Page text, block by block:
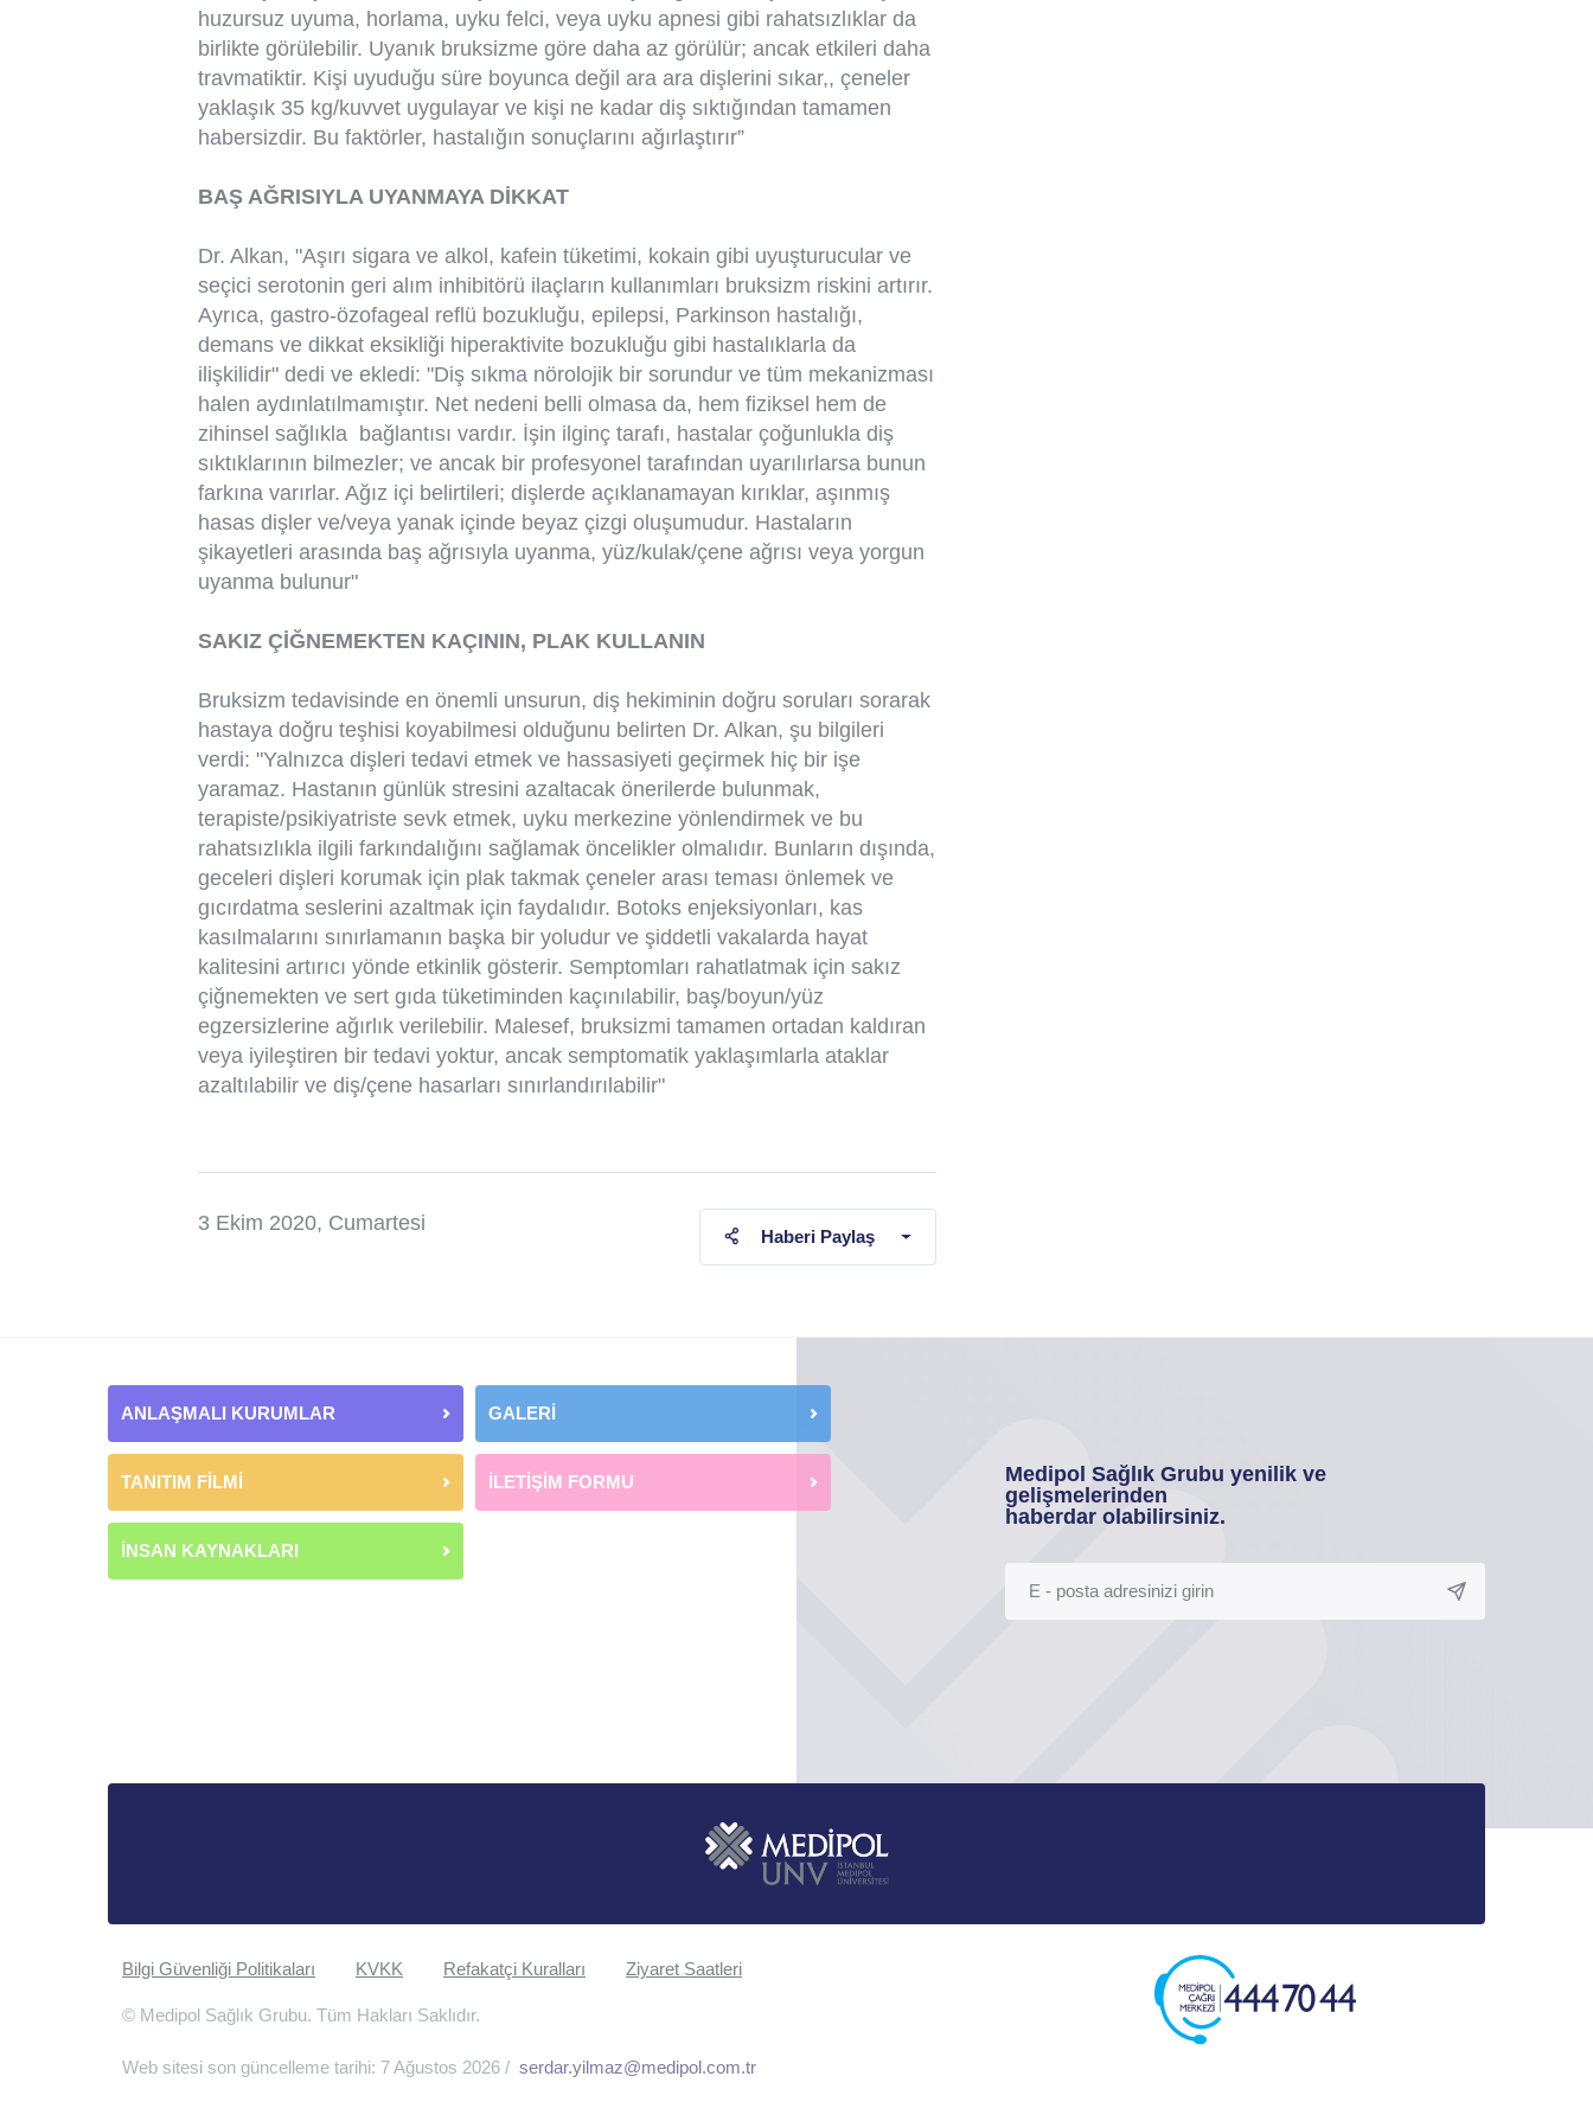
huzursuz uyuma, horlama, uyku felci, veya uyku apnesi gibi rahatsızlıklar da
birlikte görülebilir. Uyanık bruksizme göre daha az görülür; ancak etkileri daha
travmatiktir. Kişi uyuduğu süre boyunca değil ara ara dişlerini sıkar,, çeneler
yaklaşık 35 kg/kuvvet uygulayar ve kişi ne kadar diş sıktığından tamamen
habersizdir. Bu faktörler, hastalığın sonuçlarını ağırlaştırır”
BAŞ AĞRISIYLA UYANMAYA DİKKAT
Dr. Alkan, "Aşırı sigara ve alkol, kafein tüketimi, kokain gibi uyuşturucular ve
seçici serotonin geri alım inhibitörü ilaçların kullanımları bruksizm riskini artırır.
Ayrıca, gastro-özofageal reflü bozukluğu, epilepsi, Parkinson hastalığı,
demans ve dikkat eksikliği hiperaktivite bozukluğu gibi hastalıklarla da
ilişkilidir" dedi ve ekledi: "Diş sıkma nörolojik bir sorundur ve tüm mekanizması
halen aydınlatılmamıştır. Net nedeni belli olmasa da, hem fiziksel hem de
zihinsel sağlıkla bağlantısı vardır. İşin ilginç tarafı, hastalar çoğunlukla diş
sıktıklarının bilmezler; ve ancak bir profesyonel tarafından uyarılırlarsa bunun
farkına varırlar. Ağız içi belirtileri; dişlerde açıklanamayan kırıklar, aşınmış
hasas dişler ve/veya yanak içinde beyaz çizgi oluşumudur. Hastaların
şikayetleri arasında baş ağrısıyla uyanma, yüz/kulak/çene ağrısı veya yorgun
uyanma bulunur"
SAKIZ ÇİĞNEMEKTEN KAÇININ, PLAK KULLANIN
Bruksizm tedavisinde en önemli unsurun, diş hekiminin doğru soruları sorarak
hastaya doğru teşhisi koyabilmesi olduğunu belirten Dr. Alkan, şu bilgileri
verdi: "Yalnızca dişleri tedavi etmek ve hassasiyeti geçirmek hiç bir işe
yaramaz. Hastanın günlük stresini azaltacak önerilerde bulunmak,
terapiste/psikiyatriste sevk etmek, uyku merkezine yönlendirmek ve bu
rahatsızlıkla ilgili farkındalığını sağlamak öncelikler olmalıdır. Bunların dışında,
geceleri dişleri korumak için plak takmak çeneler arası teması önlemek ve
gıcırdatma seslerini azaltmak için faydalıdır. Botoks enjeksiyonları, kas
kasılmalarını sınırlamanın başka bir yoludur ve şiddetli vakalarda hayat
kalitesini artırıcı yönde etkinlik gösterir. Semptomları rahatlatmak için sakız
çiğnemekten ve sert gıda tüketiminden kaçınılabilir, baş/boyun/yüz
egzersizlerine ağırlık verilebilir. Malesef, bruksizmi tamamen ortadan kaldıran
veya iyileştiren bir tedavi yoktur, ancak semptomatik yaklaşımlarla ataklar
azaltılabilir ve diş/çene hasarları sınırlandırılabilir"
3 Ekim 2020, Cumartesi
Haberi Paylaş
ANLAŞMALI KURUMLAR GALERİ
TANITIM FİLMİ İLETİŞİM FORMU
İNSAN KAYNAKLARI
Medipol Sağlık Grubu yenilik ve
gelişmelerinden
haberdar olabilirsiniz.
Bilgi Güvenliği Politikaları KVKK Refakatçi Kuralları Ziyaret Saatleri
© Medipol Sağlık Grubu. Tüm Hakları Saklıdır.
Web sitesi son güncelleme tarihi: 7 Ağustos 2026 / serdar.yilmaz@medipol.com.tr